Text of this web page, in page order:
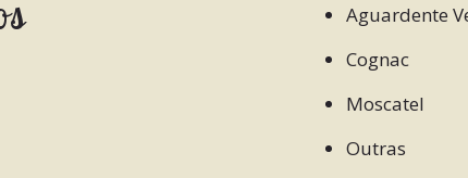
Aguardente
Cognac
Moscatel
Outras